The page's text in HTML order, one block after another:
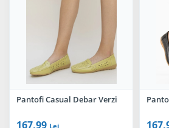
Pantofi Casual Debar Verzi
167,99 Lei